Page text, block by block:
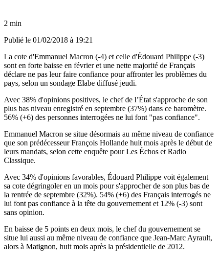
2 min
Publié le 01/02/2018 à 19:21
La cote d'Emmanuel Macron (-4) et celle d'Édouard Philippe (-3)
sont en forte baisse en février et une nette majorité de Français
déclare ne pas leur faire confiance pour affronter les problèmes du
pays, selon un sondage Elabe diffusé jeudi.
Avec 38% d'opinions positives, le chef de l’État s'approche de son
plus bas niveau enregistré en septembre (37%) dans ce baromètre.
56% (+6) des personnes interrogées ne lui font "pas confiance".
Emmanuel Macron se situe désormais au même niveau de confiance
que son prédécesseur François Hollande huit mois après le début de
leurs mandats, selon cette enquête pour Les Échos et Radio
Classique.
Avec 34% d'opinions favorables, Édouard Philippe voit également
sa cote dégringoler en un mois pour s'approcher de son plus bas de
la rentrée de septembre (32%). 54% (+6) des Français interrogés ne
lui font pas confiance à la tête du gouvernement et 12% (-3) sont
sans opinion.
En baisse de 5 points en deux mois, le chef du gouvernement se
situe lui aussi au même niveau de confiance que Jean-Marc Ayrault,
alors à Matignon, huit mois après la présidentielle de 2012.